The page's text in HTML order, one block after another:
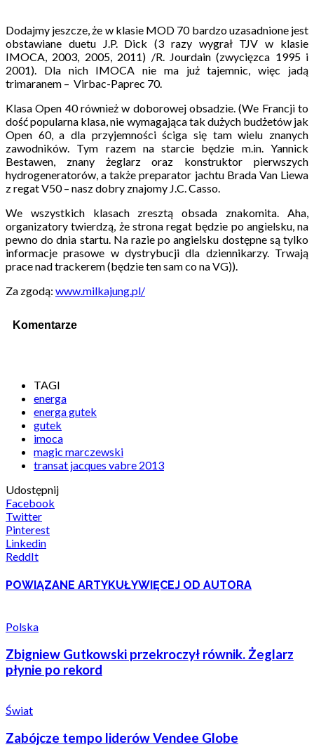
Dodajmy jeszcze, że w klasie MOD 70 bardzo uzasadnione jest
obstawiane duetu J.P. Dick (3 razy wygrał TJV w klasie
IMOCA, 2003, 2005, 2011) /R. Jourdain (zwycięzca 1995 i
2001). Dla nich IMOCA nie ma już tajemnic, więc jadą
trimaranem – Virbac-Paprec 70.
Klasa Open 40 również w doborowej obsadzie. (We Francji to
dość popularna klasa, nie wymagająca tak dużych budżetów jak
Open 60, a dla przyjemności ściga się tam wielu znanych
zawodników. Tym razem na starcie będzie m.in. Yannick
Bestawen, znany żeglarz oraz konstruktor pierwszych
hydrogeneratorów, a także preparator jachtu Brada Van Liewa
z regat V50 – nasz dobry znajomy J.C. Casso.
We wszystkich klasach zresztą obsada znakomita. Aha,
organizatory twierdzą, że strona regat będzie po angielsku, na
pewno do dnia startu. Na razie po angielsku dostępne są tylko
informacje prasowe w dystrybucji dla dziennikarzy. Trwają
prace nad trackerem (będzie ten sam co na VG)).
Za zgodą: www.milkajung.pl/
Komentarze
TAGI
energa
energa gutek
gutek
imoca
magic marczewski
transat jacques vabre 2013
Udostępnij
Facebook
Twitter
Pinterest
Linkedin
ReddIt
POWIĄZANE ARTYKUŁYWIĘCEJ OD AUTORA
Polska
Zbigniew Gutkowski przekroczył równik. Żeglarz
płynie po rekord
Świat
Zabójcze tempo liderów Vendee Globe